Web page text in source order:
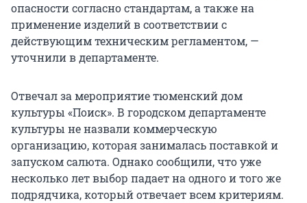
опасности согласно стандартам, а также на
применение изделий в соответствии с
действующим техническим регламентом, —
уточнили в департаменте.
Отвечал за мероприятие тюменский дом
культуры «Поиск». В городском департаменте
культуры не назвали коммерческую
организацию, которая занималась поставкой и
запуском салюта. Однако сообщили, что уже
несколько лет выбор падает на одного и того же
подрядчика, который отвечает всем критериям.